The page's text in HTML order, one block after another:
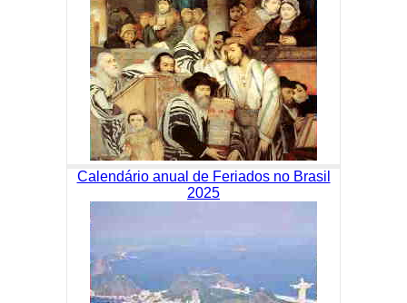
Calendário anual de Feriados no Brasil
2025